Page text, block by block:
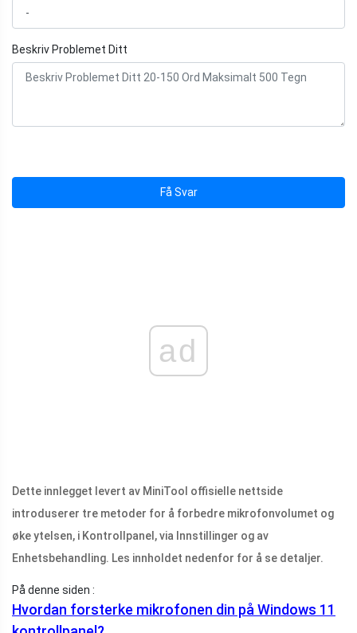
Beskriv Problemet Ditt
Få Svar
ad
Dette innlegget levert av MiniTool offisielle nettside
introduserer tre metoder for å forbedre mikrofonvolumet og
øke ytelsen, i Kontrollpanel, via Innstillinger og av
Enhetsbehandling. Les innholdet nedenfor for å se detaljer.
På denne siden :
Hvordan forsterke mikrofonen din på Windows 11